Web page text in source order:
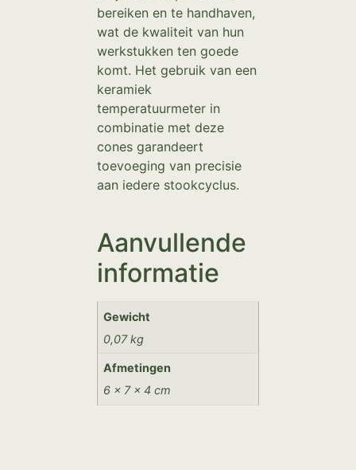
bereiken en te handhaven,
wat de kwaliteit van hun
werkstukken ten goede
komt. Het gebruik van een
keramiek
temperatuurmeter in
combinatie met deze
cones garandeert
toevoeging van precisie
aan iedere stookcyclus.
Aanvullende
informatie
Gewicht
0,07 kg
Afmetingen
6 × 7 × 4 cm